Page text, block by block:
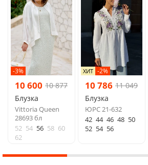
-3%
10 600 10 877
Блузка
Vittoria Queen
28693 бл
52 54 56 58 60
62
ХИТ -2%
10 786 11 049
Блузка
ЮРС 21-632
42 44 46 48 50
52 54 56